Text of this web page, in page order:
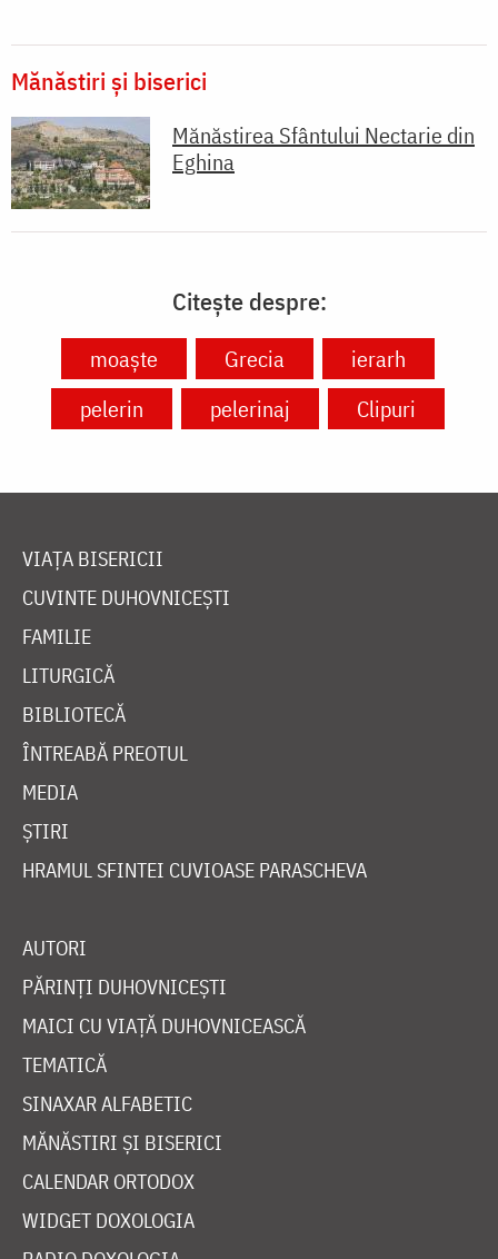
Mănăstiri și biserici
Mănăstirea Sfântului Nectarie din
Eghina
Citește despre:
moaște Grecia
ierarh
pelerin
pelerinaj Clipuri
VIAȚA BISERICII
CUVINTE DUHOVNICEȘTI
FAMILIE
LITURGICĂ
BIBLIOTECĂ
ÎNTREABĂ PREOTUL
MEDIA
ȘTIRI
HRAMUL SFINTEI CUVIOASE PARASCHEVA
AUTORI
PĂRINȚI DUHOVNICEȘTI
MAICI CU VIAȚĂ DUHOVNICEASCĂ
TEMATICĂ
SINAXAR ALFABETIC
MĂNĂSTIRI ȘI BISERICI
CALENDAR ORTODOX
WIDGET DOXOLOGIA